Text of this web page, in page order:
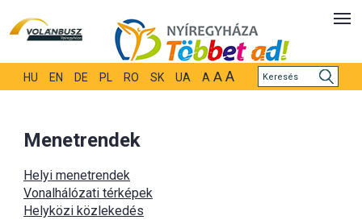
HU EN DE PL RO SK UA A A A
Menetrendek
Helyi menetrendek
Vonalhálózati térképek
Helyközi közlekedés